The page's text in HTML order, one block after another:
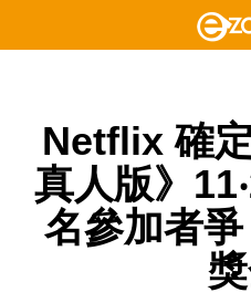
Netflix 確
真人版》
名參加者